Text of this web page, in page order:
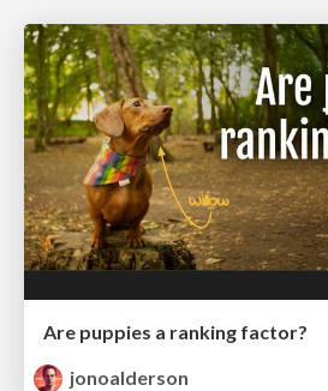
Are puppies a ranking factor?
jonoalderson